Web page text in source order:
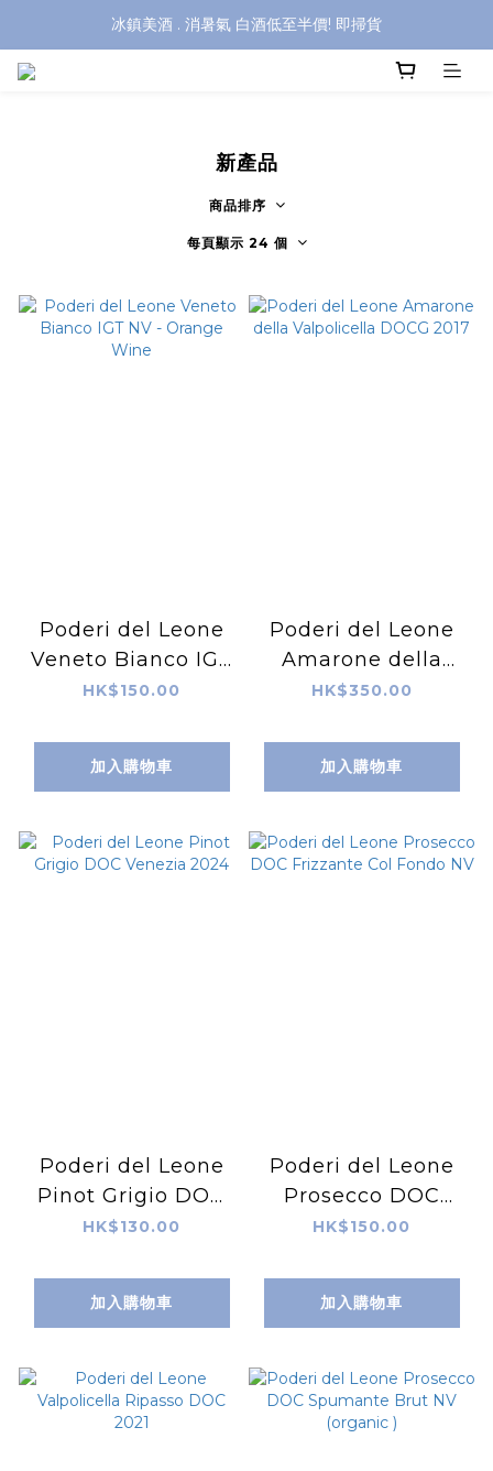
冰鎮美酒 . 消暑氣 白酒低至半價! 即掃貨
新產品
商品排序
每頁顯示 24 個
Poderi del Leone
Veneto Bianco IGT
NV - Orange Wine
HK$150.00
加入購物車
Poderi del Leone
Amarone della
Valpolicella DOCG
HK$350.00
加入購物車
Poderi del Leone
Pinot Grigio DOC
Venezia 2024
HK$130.00
加入購物車
Poderi del Leone
Prosecco DOC
Frizzante Col
HK$150.00
加入購物車